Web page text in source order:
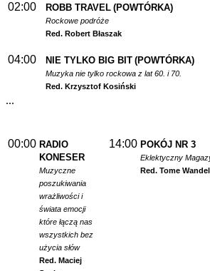
02:00 ROBB TRAVEL (POWTÓRKA)
Rockowe podróże
Red. Robert Błaszak
04:00 NIE TYLKO BIG BIT (POWTÓRKA)
Muzyka nie tylko rockowa z lat 60. i 70.
Red. Krzysztof Kosiński
...
00:00 RADIO
KONESER
Muzyczne
poszukiwania
wrażliwości i
świata emocji
które łączą nas
wszystkich bez
użycia słów
Red. Maciej
14:00 POKÓJ NR 3
Eklektyczny
Red. Tome Wandel